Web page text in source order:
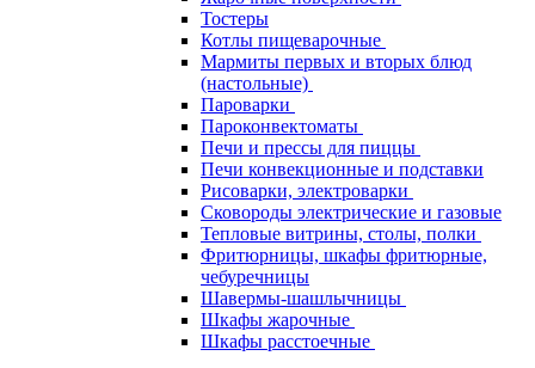
Тостеры
Котлы пищеварочные
Мармиты первых и вторых блюд
(настольные)
Пароварки
Пароконвектоматы
Печи и прессы для пиццы
Печи конвекционные и подставки
Рисоварки, электроварки
Сковороды электрические и газовые
Тепловые витрины, столы, полки
Фритюрницы, шкафы фритюрные,
чебуречницы
Шавермы-шашлычницы
Шкафы жарочные
Шкафы расстоечные